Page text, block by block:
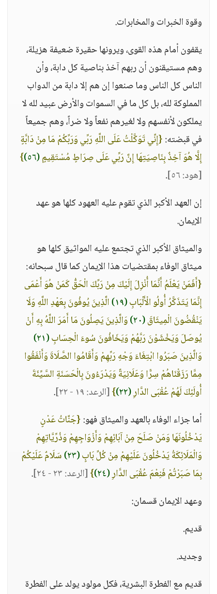
وقوة الخبرات والمخابرات.
يقفون أمام هذه القوى، ويرونها حقيرة ضعيفة هزيلة،
وهم مستيقنون أن ربهم آخذ بناصية كل دابة، وأن
الناس كل الناس وما صنعوا إن هم إلا دابة من الدواب
المملوكة لله، بل كل ما في السموات والأرض عبيد لله لا
يملكون لأنفسهم ولا لغيرهم نفعاً ولا ضراً، وهم جميعاً
في قبضته:{إِنِّي تَوَكَّلْتُ عَلَى اللَّهِ رَبِّي وَرَبِّكُمْ مَا مِنْ دَابَّةٍ
إِلَّا هُوَ آخِذٌ بِنَاصِيَتِهَا إِنَّ رَبِّي عَلَى صِرَاطٍ مُسْتَقِيمٍ(٥٦)
}
[هود: ٥٦]
.
إن العهد الأكبر الذي تقوم عليه العهود كلها هو عهد
الإيمان.
والميثاق الأكبر الذي تجتمع عليه المواثيق كلها هو
ميثاق الوفاء بمقتضيات هذا الإيمان كما قال سبحانه:
{أَفَمَنْ يَعْلَمُ أَنَّمَا أُنْزِلَ إِلَيْكَ مِنْ رَبِّكَ الْحَقُّ كَمَنْ هُوَ أَعْمَى
إِنَّمَا يَتَذَكَّرُ أُولُو الْأَلْبَابِ(١٩)
الَّذِينَ يُوفُونَ بِعَهْدِ اللَّهِ وَلَا
يَنْقُضُونَ الْمِيثَاقَ(٢٠)
وَالَّذِينَ يَصِلُونَ مَا أَمَرَ اللَّهُ بِهِ أَنْ
يُوصَلَ وَيَخْشَوْنَ رَبَّهُمْ وَيَخَافُونَ سُوءَ الْحِسَابِ(٢١)
وَالَّذِينَ صَبَرُوا ابْتِغَاءَ وَجْهِ رَبِّهِمْ وَأَقَامُوا الصَّلَاةَ وَأَنْفَقُوا
مِمَّا رَزَقْنَاهُمْ سِرًّا وَعَلَانِيَةً وَيَدْرَءُونَ بِالْحَسَنَةِ السَّيِّئَةَ
أُولَئِكَ لَهُمْ عُقْبَى الدَّارِ(٢٢) }[الرعد: ١٩ - ٢٢]
.
أما جزاء الوفاء بالعهد والميثاق فهو:{جَنَّاتُ عَدْنٍ
يَدْخُلُونَهَا وَمَنْ صَلَحَ مِنْ آبَائِهِمْ وَأَزْوَاجِهِمْ وَذُرِّيَّاتِهِمْ
وَالْمَلَائِكَةُ يَدْخُلُونَ عَلَيْهِمْ مِنْ كُلِّ بَابٍ(٢٣)
سَلَامٌ عَلَيْكُمْ
بِمَا صَبَرْتُمْ فَنِعْمَ عُقْبَى الدَّارِ(٢٤) }[الرعد: ٢٣ - ٢٤]
.
وعهد الإيمان قسمان:
قديم.
وجديد.
قديم مع الفطرة البشرية، فكل مولود يولد على الفطرة